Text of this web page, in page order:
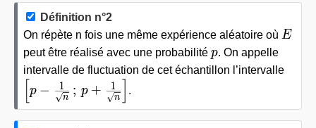
Définition n°2
On répète n fois une même expérience aléatoire où E
E
peut être réalisé avec une probabilité p
p. On appelle
intervalle de fluctuation de cet échantillon l’intervalle
\left[p-\frac{1}{\sqrt{n}} \,;\,
[p − n
1 ; p + n
1 .